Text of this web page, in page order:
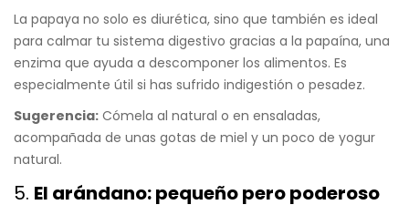
La papaya no solo es diurética, sino que también es ideal
para calmar tu sistema digestivo gracias a la papaína, una
enzima que ayuda a descomponer los alimentos. Es
especialmente útil si has sufrido indigestión o pesadez.
Sugerencia: Cómela al natural o en ensaladas,
acompañada de unas gotas de miel y un poco de yogur
natural.
5. El arándano: pequeño pero poderoso